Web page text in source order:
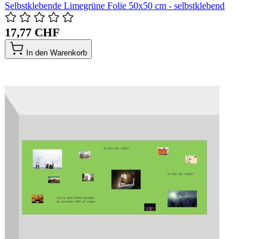
Selbstklebende Limegrüne Folie 50x50 cm - selbstklebend
17,77 CHF
In den Warenkorb